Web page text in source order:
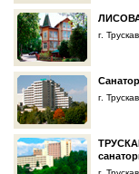
ЛИСОВА
г.
г.